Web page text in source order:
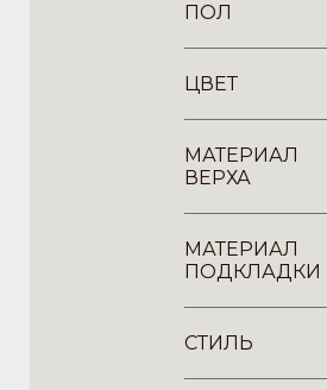
ПОЛ
ЦВЕТ
МАТЕРИАЛ
ВЕРХА
МАТЕРИАЛ
ПОДКЛАДКИ
СТИЛЬ